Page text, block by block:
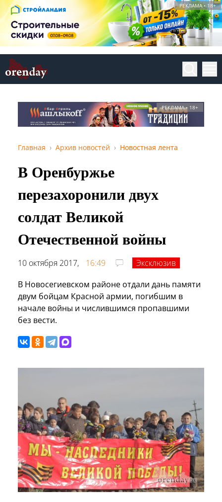
РЕКЛАМА • 18+
РЕКЛАМА • 18+
Главная Архив новостей Новостная лента
В Оренбуржье
перезахоронили двух
солдат Великой
Отечественной войны
10 октября 2017, 16:49
Эксклюзив
В Новосегиевском районе отдали дань памяти
двум бойцам Красной армии, погибшим в
начале войны и числившимся пропавшими
без вести.